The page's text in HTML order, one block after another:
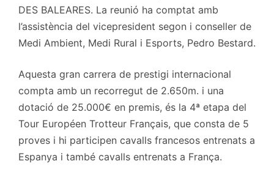
DES BALEARES. La reunió ha comptat amb
l’assistència del vicepresident segon i conseller de
Medi Ambient, Medi Rural i Esports, Pedro Bestard.
Aquesta gran carrera de prestigi internacional
compta amb un recorregut de 2.650m. i una
dotació de 25.000€ en premis, és la 4ª etapa del
Tour Européen Trotteur Français, que consta de 5
proves i hi participen cavalls francesos entrenats a
Espanya i també cavalls entrenats a França.